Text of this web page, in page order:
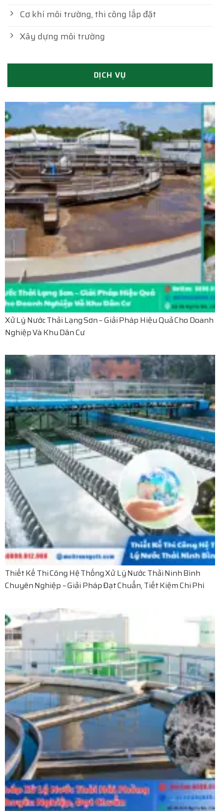
Cơ khí môi trường, thi công lắp đặt
Xây dựng môi trường
DỊCH VỤ
Xử Lý Nước Thải Lạng Sơn – Giải Pháp Hiệu Quả Cho Doanh
Nghiệp Và Khu Dân Cư
Thiết Kế Thi Công Hệ Thống Xử Lý Nước Thải Ninh Bình
Chuyên Nghiệp – Giải Pháp Đạt Chuẩn, Tiết Kiệm Chi Phí